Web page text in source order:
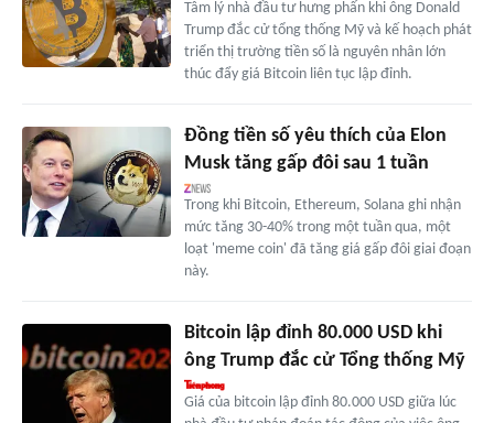
Tâm lý nhà đầu tư hưng phấn khi ông Donald
Trump đắc cử tổng thống Mỹ và kế hoạch phát
triển thị trường tiền số là nguyên nhân lớn
thúc đẩy giá Bitcoin liên tục lập đỉnh.
Đồng tiền số yêu thích của Elon
Musk tăng gấp đôi sau 1 tuần
Trong khi Bitcoin, Ethereum, Solana ghi nhận
mức tăng 30-40% trong một tuần qua, một
loạt 'meme coin' đã tăng giá gấp đôi giai đoạn
này.
Bitcoin lập đỉnh 80.000 USD khi
ông Trump đắc cử Tổng thống Mỹ
Giá của bitcoin lập đỉnh 80.000 USD giữa lúc